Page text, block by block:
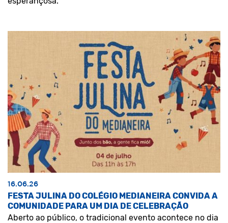
16.06.26
FESTA JULINA DO COLÉGIO MEDIANEIRA CONVIDA A
COMUNIDADE PARA UM DIA DE CELEBRAÇÃO
Aberto ao público, o tradicional evento acontece no dia